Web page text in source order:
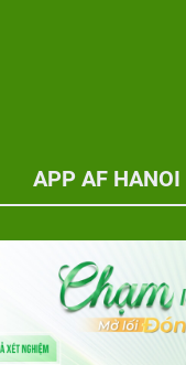
APP AF HANOI